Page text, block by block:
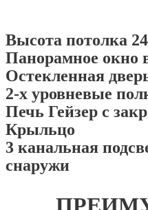
Высота потолка
Панорамное окно
Остекленная
2-х уровневые
Печь Гейзер с
Крыльцо
3 канальная
снаружи